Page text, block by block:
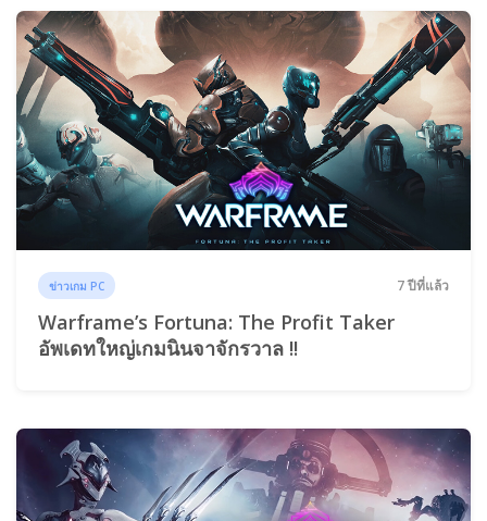
ข่าวเกม PC 7 ปีที่แล้ว
Warframe’s Fortuna: The Profit Taker
อัพเดทใหญ่เกมนินจาจักรวาล !!